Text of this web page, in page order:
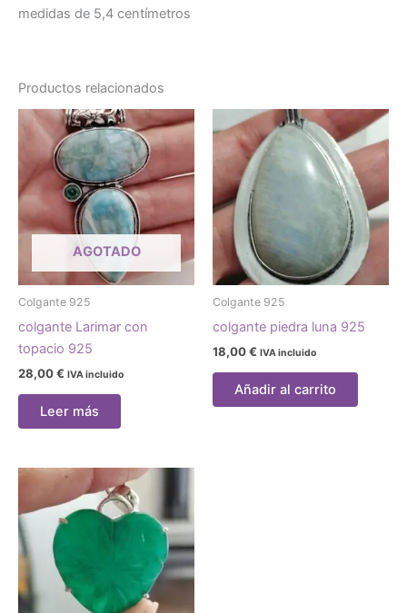
medidas de 5,4 centímetros
Productos relacionados
AGOTADO
Colgante 925
colgante Larimar con
topacio 925
28,00€ IVA incluido
Leer más
Colgante 925
colgante piedra luna 925
18,00€ IVA incluido
Añadir al carrito